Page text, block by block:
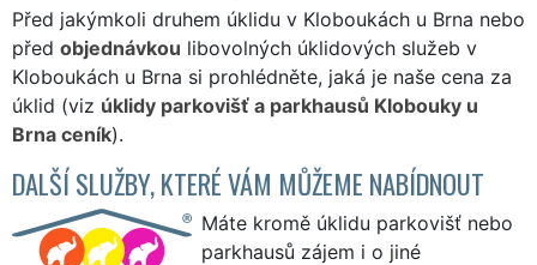
Před jakýmkoli druhem úklidu v Kloboukách u Brna nebo
před objednávkou libovolných úklidových služeb v
Kloboukách u Brna si prohlédněte, jaká je naše cena za
úklid (viz úklidy parkovišť a parkhausů Klobouky u
Brna ceník).
DALŠÍ SLUŽBY, KTERÉ VÁM MŮŽEME NABÍDNOUT
Máte kromě úklidu parkovišť nebo
parkhausů zájem i o jiné